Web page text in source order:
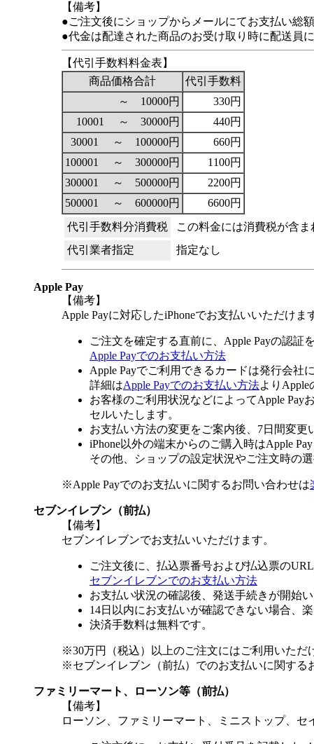
【備考】
●ご注文後にショップからメールにてお支払い総
●代金は配達された商品のお受け取り時に配送員
【代引手数料料金表】
商品価格合計
代引手数料
～ 10000円
330円
10001 ～ 30000円
440円
30001 ～ 100000円
660円
100001 ～ 300000円
1100円
300001 ～ 500000円
2200円
500001 ～ 600000円
6600円
代引手数料分消費税
この料金には消費税が含ま
代引業者指定
指定なし
Apple Pay
【備考】
Apple Payに対応したiPhoneでお支払いいただけま
ご注文を確定する直前に、Apple Payの認証
Apple Payでのお支払い方法
Apple Payでご利用できるカードは発行会社
詳細はApple Payでのお支払い方法よりApple
お客様のご利用状況などによってApple
セルいたします。
お支払い方法の変更をご案内後、7日間変更
iPhone以外の端末からのご購入時はApple
その他、ショップの設定状況やご注文時の
※Apple Payでのお支払いに関するお問い合わせは
セブンイレブン（前払）
【備考】
セブンイレブンでお支払いいただけます。
ご注文後に、払込票番号および払込票の
セブンイレブンでのお支払い方法
お支払い状況の確認後、発送手続きが開始
14日以内にお支払いが確認できない場合、
決済手数料は無料です。
※30万円（税込）以上のご注文にはご利用いただ
※セブンイレブン（前払）でのお支払いに関する
ファミリーマート、ローソン等（前払）
【備考】
ローソン、ファミリーマート、ミニストップ、セ